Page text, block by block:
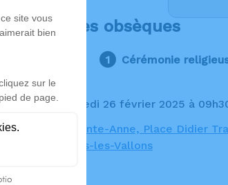
Déroulé des obsèques
Cérémonie
Le mercredi 26 février 2025 à
Église Sainte-Anne, Place Didier
Septèmes-les-Vallons